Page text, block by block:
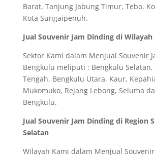
Barat, Tanjung Jabung Timur, Tebo,
Kota Sungaipenuh.
Jual Souvenir Jam Dinding di
Sektor Kami dalam Menjual Souvenir
Bengkulu meliputi : Bengkulu Selatan,
Tengah, Bengkulu Utara, Kaur,
Mukomuko, Rejang Lebong, Seluma
Bengkulu.
Jual Souvenir Jam Dinding di Region
Selatan
Wilayah Kami dalam Menjual